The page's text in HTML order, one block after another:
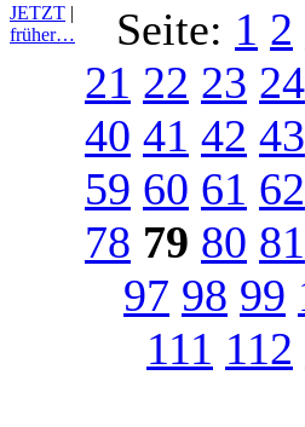
JETZT |
früher…
Seite: 1 2
21 22 23 24
40 41 42 43
59 60 61 62
78 79 80 81
97 98 99
111 112